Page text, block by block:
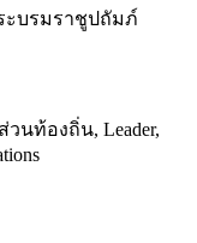
ะบรมราชูปถัมภ์
นท้องถิ่น, Leader,